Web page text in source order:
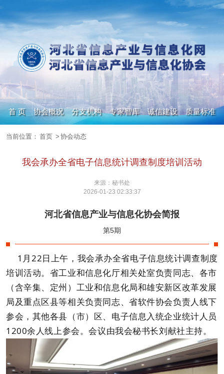
首 页 协会概况 分支机构 专家智库 诚信建设 质量标准
政策信息 人才集市
当前位置： 首页 > 协会动态
我会承办全省电子信息统计调查制度培训活动
来源：秘书处
2026-01-23 02:33:37
河北省信息产业与信息化协会简报
第5期
1月22日上午，我会承办全省电子信息统计调查制度
培训活动。省工业和信息化厅相关处室负责同志、各市
（含辛集、定州）工业和信息化局和雄安新区改革发展
局及重点区县等相关负责同志、省软件协会负责人线下
参会，其他各县（市）区、电子信息入统企业统计人员
1200余人线上参会。会议由我会秘书长刘献社主持。